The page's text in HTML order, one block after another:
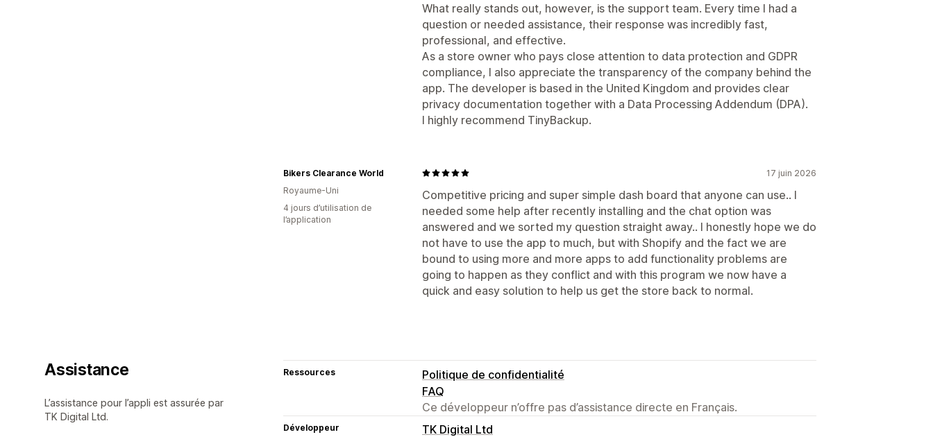
What really stands out, however, is the support team. Every time I had a
question or needed assistance, their response was incredibly fast,
professional, and effective.
As a store owner who pays close attention to data protection and GDPR
compliance, I also appreciate the transparency of the company behind the
app. The developer is based in the United Kingdom and provides clear
privacy documentation together with a Data Processing Addendum (DPA).
I highly recommend TinyBackup.
17 juin 2026
Competitive pricing and super simple dash board that anyone can use.. I
needed some help after recently installing and the chat option was
answered and we sorted my question straight away.. I honestly hope we do
not have to use the app to much, but with Shopify and the fact we are
bound to using more and more apps to add functionality problems are
going to happen as they conflict and with this program we now have a
quick and easy solution to help us get the store back to normal.
Bikers Clearance World
Royaume-Uni
4 jours d’utilisation de
l’application
Assistance
L’assistance pour l’appli est assurée par
TK Digital Ltd.
Ressources
Politique de confidentialité
FAQ
Ce développeur n’offre pas d’assistance directe en Français.
Développeur
TK Digital Ltd